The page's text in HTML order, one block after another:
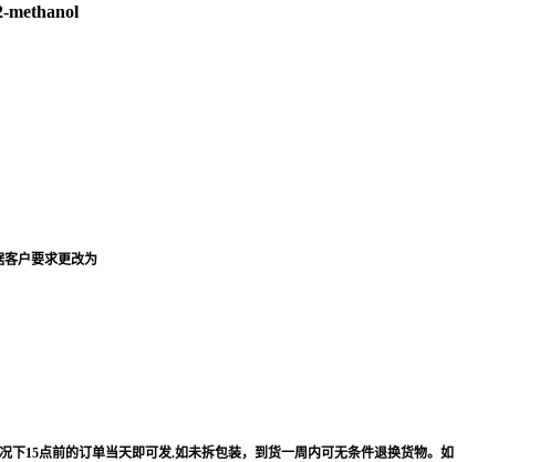
methanol
客户要求更改为
15点前的订单当天即可发.如未拆包装，到货一周内可无条件退换货物。如